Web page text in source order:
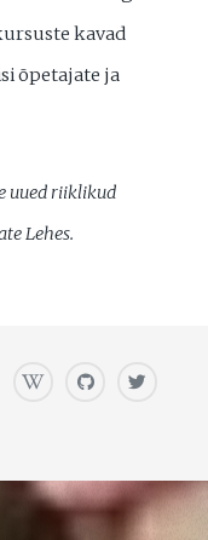
kavad
õpetajate ja
uued riiklikud
Lehes.